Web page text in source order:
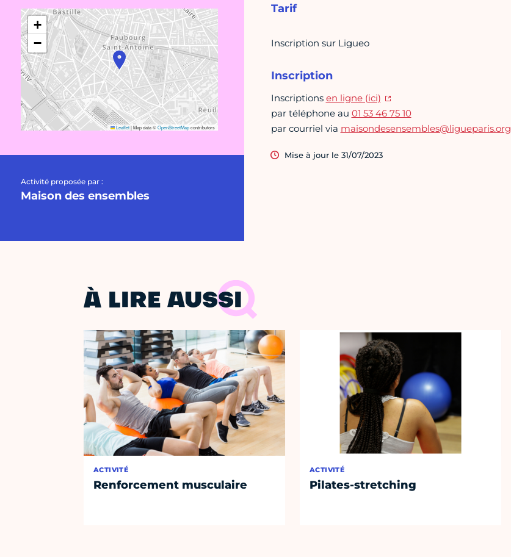
+
−
Leaflet|Map data ©OpenStreetMapcontributors
Activité proposée par :
Maison des ensembles
Tarif
Inscription sur Ligueo
Inscription
Inscriptions en ligne (ici)
par téléphone au 01 53 46 75 10
par courriel via maisondesensembles@ligueparis.org
Mise à jour le 31/07/2023
À LIRE AUSSI
ACTIVITÉ
Renforcement musculaire
ACTIVITÉ
Pilates-stretching